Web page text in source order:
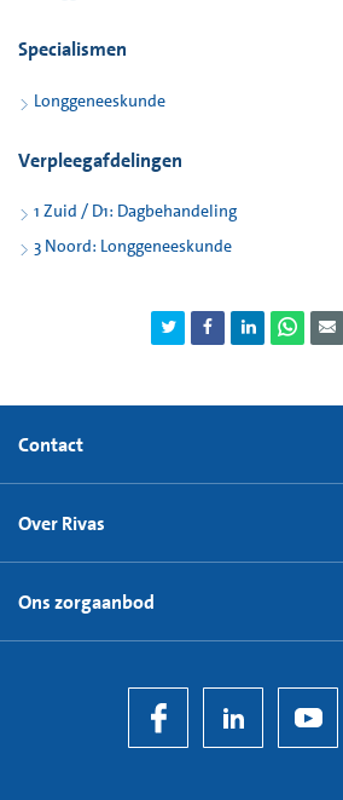
Specialismen
Longgeneeskunde
Verpleegafdelingen
1 Zuid / D1: Dagbehandeling
3 Noord: Longgeneeskunde
Contact
Over Rivas
Ons zorgaanbod